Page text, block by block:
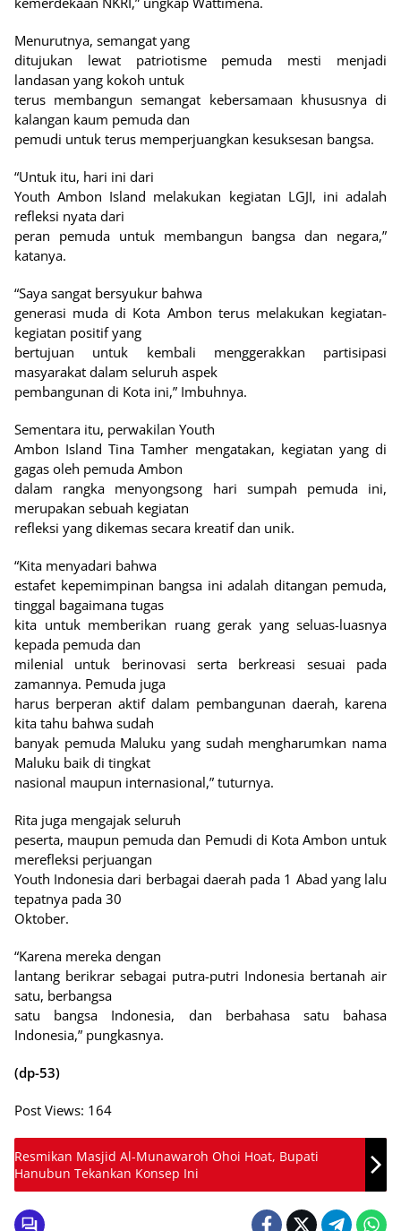
Menurutnya, semangat yang
ditujukan lewat patriotisme pemuda mesti menjadi
landasan yang kokoh untuk
terus membangun semangat kebersamaan khususnya di
kalangan kaum pemuda dan
pemudi untuk terus memperjuangkan kesuksesan bangsa.
“Untuk itu, hari ini dari
Youth Ambon Island melakukan kegiatan LGJI, ini adalah
refleksi nyata dari
peran pemuda untuk membangun bangsa dan negara,”
katanya.
“Saya sangat bersyukur bahwa
generasi muda di Kota Ambon terus melakukan kegiatan-
kegiatan positif yang
bertujuan untuk kembali menggerakkan partisipasi
masyarakat dalam seluruh aspek
pembangunan di Kota ini,” Imbuhnya.
Sementara itu, perwakilan Youth
Ambon Island Tina Tamher mengatakan, kegiatan yang di
gagas oleh pemuda Ambon
dalam rangka menyongsong hari sumpah pemuda ini,
merupakan sebuah kegiatan
refleksi yang dikemas secara kreatif dan unik.
“Kita menyadari bahwa
estafet kepemimpinan bangsa ini adalah ditangan pemuda,
tinggal bagaimana tugas
kita untuk memberikan ruang gerak yang seluas-luasnya
kepada pemuda dan
milenial untuk berinovasi serta berkreasi sesuai pada
zamannya. Pemuda juga
harus berperan aktif dalam pembangunan daerah, karena
kita tahu bahwa sudah
banyak pemuda Maluku yang sudah mengharumkan nama
Maluku baik di tingkat
nasional maupun internasional,” tuturnya.
Rita juga mengajak seluruh
peserta, maupun pemuda dan Pemudi di Kota Ambon untuk
merefleksi perjuangan
Youth Indonesia dari berbagai daerah pada 1 Abad yang lalu
tepatnya pada 30
Oktober.
“Karena mereka dengan
lantang berikrar sebagai putra-putri Indonesia bertanah air
satu, berbangsa
satu bangsa Indonesia, dan berbahasa satu bahasa
Indonesia,” pungkasnya.
(dp-53)
Post Views: 164
Resmikan Masjid Al-Munawaroh Ohoi Hoat, Bupati
Hanubun Tekankan Konsep Ini